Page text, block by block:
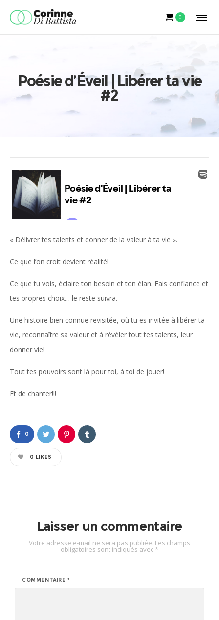
0
Poésie d’Éveil | Libérer ta vie
#2
« Délivrer tes talents et donner de la valeur à ta vie ».
Ce que l’on croit devient réalité!
Ce que tu vois, éclaire ton besoin et ton élan. Fais confiance et
tes propres choix… le reste suivra.
Une histoire bien connue revisitée, où tu es invitée à libérer ta
vie, reconnaître sa valeur et à révéler tout tes talents, leur
donner vie!
Tout tes pouvoirs sont là pour toi, à toi de jouer!
Et de chanter!!!
0
0 LIKES
Laisser un commentaire
Votre adresse e-mail ne sera pas publiée. Les champs
obligatoires sont indiqués avec*
COMMENTAIRE*